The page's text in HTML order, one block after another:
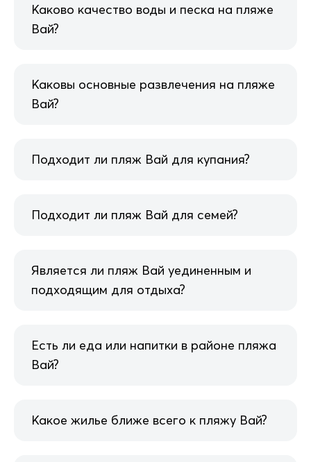
Каково качество воды и песка на пляже
Вай?
Каковы основные развлечения на пляже
Вай?
Подходит ли пляж Вай для купания?
Подходит ли пляж Вай для семей?
Является ли пляж Вай уединенным и
подходящим для отдыха?
Есть ли еда или напитки в районе пляжа
Вай?
Какое жилье ближе всего к пляжу Вай?